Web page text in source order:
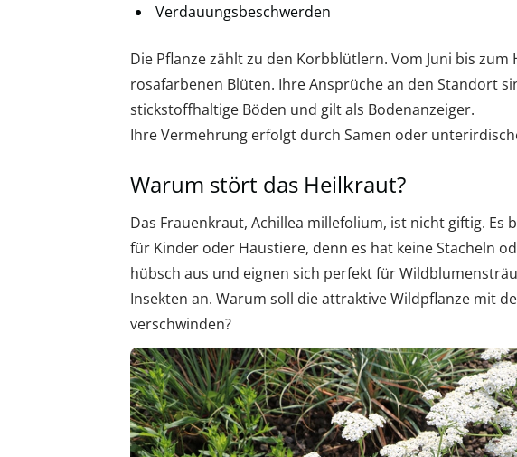
Verdauungsbeschwerden
Die Pflanze zählt zu den Korbblütlern. Vom Juni bis
rosafarbenen Blüten. Ihre Ansprüche an den Standort
stickstoffhaltige Böden und gilt als Bodenanzeiger.
Ihre Vermehrung erfolgt durch Samen oder
Warum stört das Heilkraut?
Das Frauenkraut, Achillea millefolium, ist nicht giftig. Es
für Kinder oder Haustiere, denn es hat keine Stacheln
hübsch aus und eignen sich perfekt für
Insekten an. Warum soll die attraktive Wildpflanze mit
verschwinden?